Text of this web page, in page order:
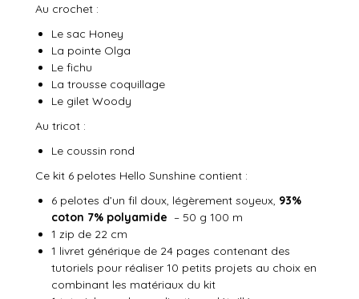
Au crochet :
Le sac Honey
La pointe Olga
Le fichu
La trousse coquillage
Le gilet Woody
Au tricot :
Le coussin rond
Ce kit 6 pelotes Hello Sunshine contient :
6 pelotes d’un fil doux, légèrement soyeux, 93%
coton 7% polyamide – 50 g 100 m
1 zip de 22 cm
1 livret générique de 24 pages contenant des
tutoriels pour réaliser 10 petits projets au choix en
combinant les matériaux du kit